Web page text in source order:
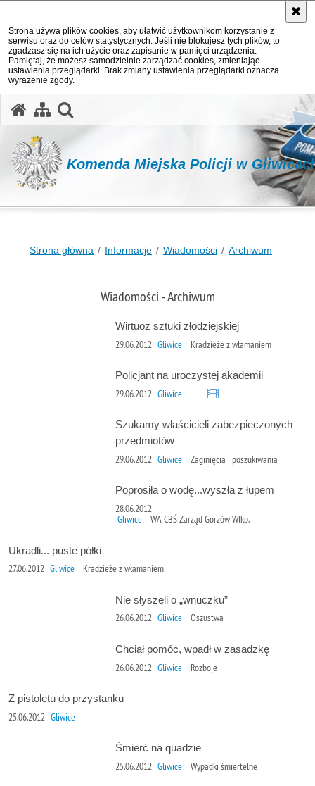
Strona używa plików cookies, aby ułatwić użytkownikom korzystanie z
serwisu oraz do celów statystycznych. Jeśli nie blokujesz tych plików, to
zgadzasz się na ich użycie oraz zapisanie w pamięci urządzenia.
Pamiętaj, że możesz samodzielnie zarządzać cookies, zmieniając
ustawienia przeglądarki. Brak zmiany ustawienia przeglądarki oznacza
wyrażenie zgody.
Komenda Miejska Policji w
Strona główna Informacje Wiadomości Archiwum
Wiadomości - Archiwum
Wirtuoz sztuki złodziejskiej
29.06.2012 Gliwice Kradzieże z włamaniem
Policjant na uroczystej akademii
29.06.2012 Gliwice
Szukamy właścicieli zabezpieczonych
przedmiotów
29.06.2012 Gliwice Zaginięcia i poszukiwania
Poprosiła o wodę...wyszła z łupem
28.06.2012
Gliwice WA CBŚ Zarząd Gorzów Wlkp.
Ukradli... puste półki
27.06.2012 Gliwice Kradzieże z włamaniem
Nie słyszeli o „wnuczku”
26.06.2012 Gliwice Oszustwa
Chciał pomóc, wpadł w zasadzkę
26.06.2012 Gliwice Rozboje
Z pistoletu do przystanku
25.06.2012 Gliwice
Śmierć na quadzie
25.06.2012 Gliwice Wypadki śmiertelne